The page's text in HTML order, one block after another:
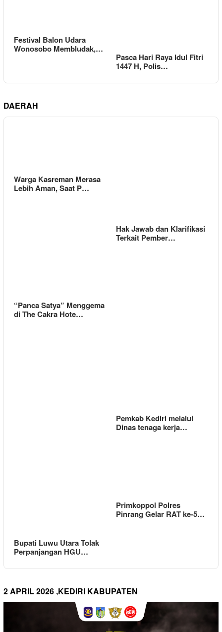
Festival Balon Udara
Wonosobo Membludak,…
Pasca Hari Raya Idul Fitri
1447 H, Polis…
DAERAH
Warga Kasreman Merasa
Lebih Aman, Saat P…
Hak Jawab dan Klarifikasi
Terkait Pember…
“Panca Satya” Menggema
di The Cakra Hote…
Pemkab Kediri melalui
Dinas tenaga kerja…
Bupati Luwu Utara Tolak
Perpanjangan HGU…
Primkoppol Polres
Pinrang Gelar RAT ke-5…
2 APRIL 2026 ,KEDIRI KABUPATEN